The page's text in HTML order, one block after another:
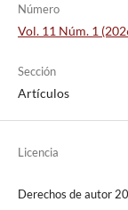
Número
Vol. 11 Núm. 1
Sección
Artículos
Licencia
Derechos de autor